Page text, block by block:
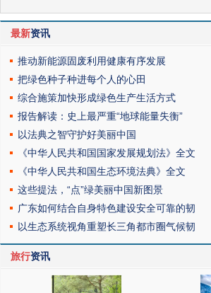
最新资讯
推动新能源固废利用健康有序发展
把绿色种子种进每个人的心田
综合施策加快形成绿色生产生活方式
报告解读：史上最严重“地球能量失衡”
以法典之智守护好美丽中国
《中华人民共和国国家发展规划法》全文
《中华人民共和国生态环境法典》全文
这些提法，“点”绿美丽中国新图景
广东如何结合自身特色建设安全可靠的韧
以生态系统视角重塑长三角都市圈气候韧
旅行资讯